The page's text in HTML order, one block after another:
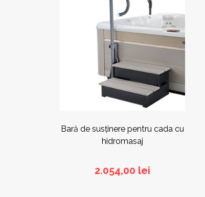
Bară de susținere pentru cada cu
hidromasaj
2.054,00 lei